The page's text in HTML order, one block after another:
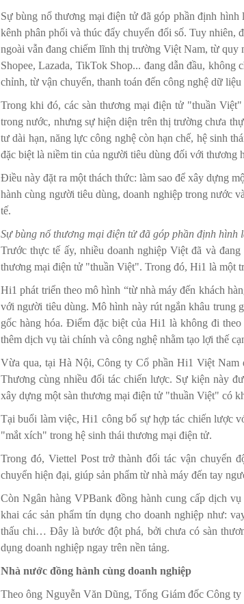
Sự bùng nổ thương mại điện tử đã góp phần định
kênh phân phối và thúc đẩy chuyển đổi số. Tuy nhiên,
ngoài vẫn đang chiếm lĩnh thị trường Việt Nam, từ
Shopee, Lazada, TikTok Shop... đang dẫn đầu,
chỉnh, từ vận chuyển, thanh toán đến công nghệ dữ
Trong khi đó, các sàn thương mại điện tử "thuần
trong nước, nhưng sự hiện diện trên thị trường chưa
tư dài hạn, năng lực công nghệ còn hạn chế, hệ sinh
đặc biệt là niềm tin của người tiêu dùng đối với thương
Điều này đặt ra một thách thức: làm sao để xây dựng
hành cùng người tiêu dùng, doanh nghiệp trong nước
tế.
Sự bùng nổ thương mại điện tử đã góp phần định hình
Trước thực tế ấy, nhiều doanh nghiệp Việt đã và
thương mại điện tử "thuần Việt". Trong đó, Hi1 là một
Hi1 phát triển theo mô hình “từ nhà máy đến khách
với người tiêu dùng. Mô hình này rút ngắn khâu trung
gốc hàng hóa. Điểm đặc biệt của Hi1 là không đi
thêm dịch vụ tài chính và công nghệ nhằm tạo lợi thế
Vừa qua, tại Hà Nội, Công ty Cổ phần Hi1 Việt
Thương cùng nhiều đối tác chiến lược. Sự kiện này
xây dựng một sàn thương mại điện tử "thuần Việt" có
Tại buổi làm việc, Hi1 công bố sự hợp tác chiến lược
"mắt xích" trong hệ sinh thái thương mại điện tử.
Trong đó, Viettel Post trở thành đối tác vận chuyển
chuyển hiện đại, giúp sản phẩm từ nhà máy đến tay
Còn Ngân hàng VPBank đồng hành cung cấp dịch
khai các sản phẩm tín dụng cho doanh nghiệp như:
thấu chi… Đây là bước đột phá, bởi chưa có sàn
dụng doanh nghiệp ngay trên nền tảng.
Nhà nước đồng hành cùng doanh nghiệp
Theo ông Nguyễn Văn Dũng, Tổng Giám đốc Công